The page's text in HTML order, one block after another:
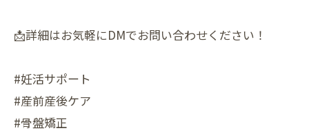
📩詳細はお気軽にDMでお問い合わせください！
#妊活サポート
#産前産後ケア
#骨盤矯正